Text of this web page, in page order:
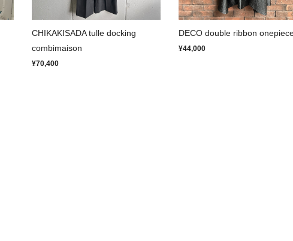
CHIKAKISADA tulle docking
combimaison
¥70,400
DECO double ribbon
¥44,000